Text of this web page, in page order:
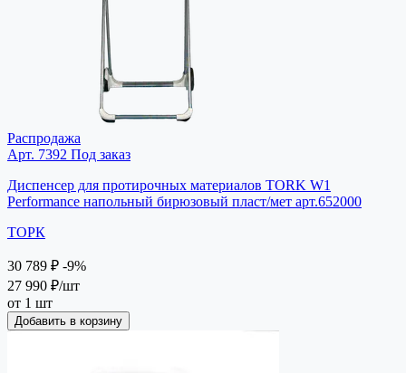
Распродажа
Арт. 7392 Под заказ
Диспенсер для протирочных материалов TORK W1
Performance напольный бирюзовый пласт/мет арт.652000
ТОРК
30 789 ₽ -9%
27 990 ₽/шт
от 1 шт
Добавить в корзину